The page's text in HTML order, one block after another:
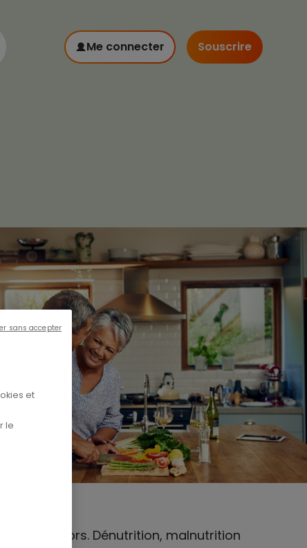
Me connecter Souscrire
des seniors. Dénutrition, malnutrition
et
le
sans accepter